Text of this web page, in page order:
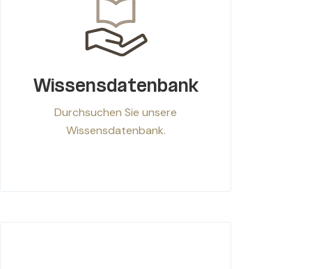
Wissensdatenbank
Durchsuchen Sie unsere
Wissensdatenbank.